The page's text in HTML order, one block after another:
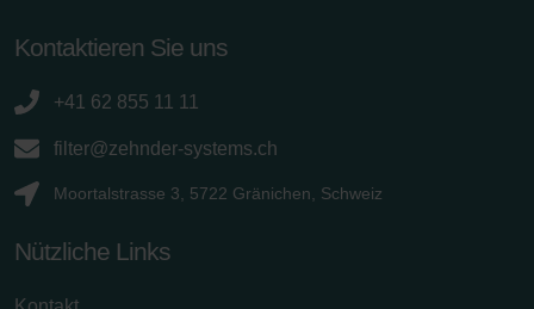
Kontaktieren Sie uns
+41 62 855 11 11
filter@zehnder-systems.ch
Moortalstrasse 3, 5722 Gränichen, Schweiz
Nützliche Links